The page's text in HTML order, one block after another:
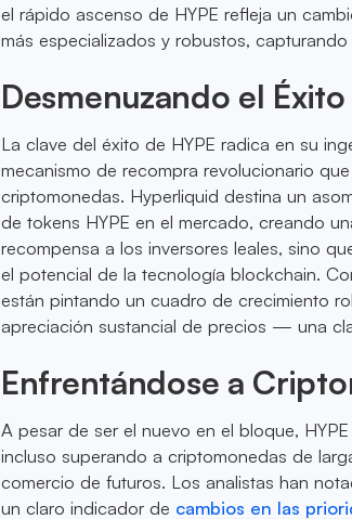
el rápido ascenso de HYPE refleja un
más especializados y robustos,
Desmenuzando el
La clave del éxito de HYPE radica en su
mecanismo de recompra revolucionario
criptomonedas. Hyperliquid destina un
de tokens HYPE en el mercado, creando
recompensa a los inversores leales, sino
el potencial de la tecnología blockchain.
están pintando un cuadro de crecimiento
apreciación sustancial de precios — una
Enfrentándose a
A pesar de ser el nuevo en el bloque,
incluso superando a criptomonedas de
comercio de futuros. Los analistas han
un claro indicador de cambios en las